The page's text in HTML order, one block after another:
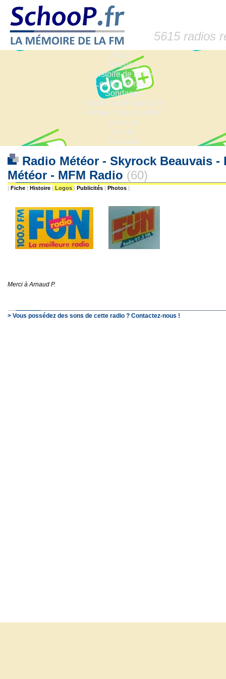
5615 radios
Accueil
Dossiers
Histoire de la FM
Les fiches radio
Sondages
Anciennes fréquences
Fréquences actuelles
Lexique
Liens
Contact
Radio Météor - Skyrock Beauvais
Météor - MFM Radio (60)
| Fiche | Histoire | Logos | Publicités | Photos |
Merci à Arnaud P.
> Vous possédez des sons de cette radio ? Contactez-nous !